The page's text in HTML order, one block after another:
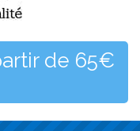
de 65€